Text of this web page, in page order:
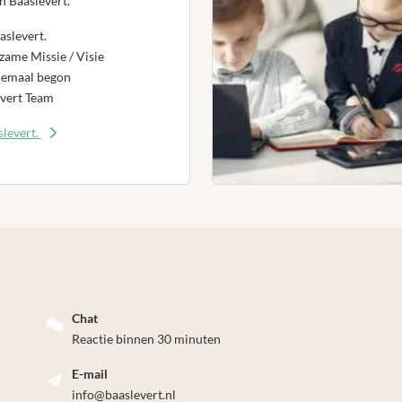
Missie / Visie
begon
Team
Chat
Reactie binnen 30 minuten
E-mail
info@baaslevert.nl